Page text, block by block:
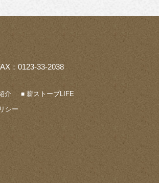
：0123-33-2038
介
薪ストーブLIFE
シー